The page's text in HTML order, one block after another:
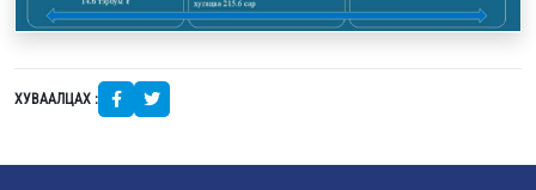
ХУВААЛЦАХ :